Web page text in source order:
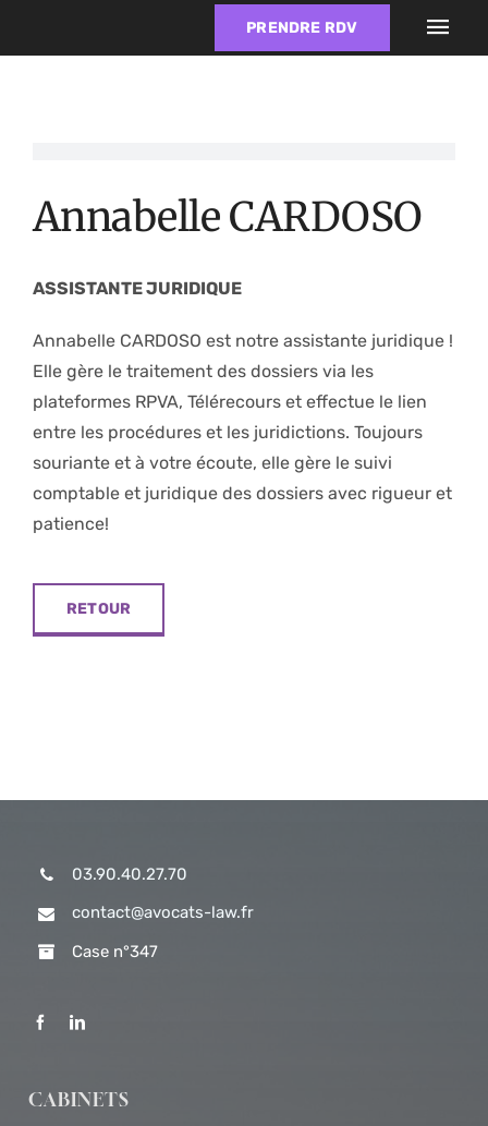
PRENDRE RDV
Domaines d’intervention
Forfait d’abonnement
Équipe
Postulation
Annabelle CARDOSO
ASSISTANTE JURIDIQUE
Annabelle CARDOSO est notre assistante juridique !
Elle gère le traitement des dossiers via les
plateformes RPVA, Télérecours et effectue le lien
entre les procédures et les juridictions. Toujours
souriante et à votre écoute, elle gère le suivi
comptable et juridique des dossiers avec rigueur et
patience!
RETOUR
03.90.40.27.70
contact@avocats-law.fr
Case n°347
CABINETS